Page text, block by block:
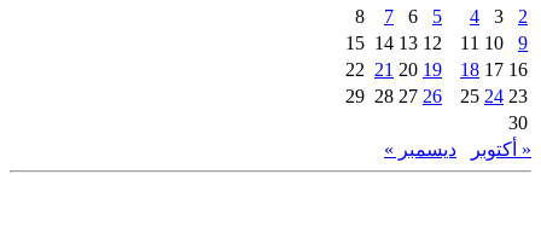
2
3
4
5
6
7
8
9
10
11
12
13
14
15
16
17
18
19
20
21
22
23
24
25
26
27
28
29
30
« أكتوبر
ديسمبر »